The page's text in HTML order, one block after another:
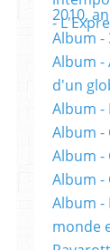
2010,
Album -
Album -
d'un
Album -
Album -
Album -
Album -
Album -
monde